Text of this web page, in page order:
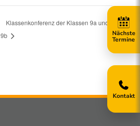
Klassenkonferenz der Klassen 9a und
9b
Kontakt